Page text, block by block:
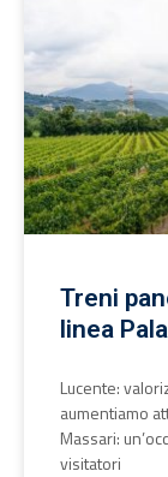
Treni
linea
Lucente:
aumentiamo
Massari:
visitatori